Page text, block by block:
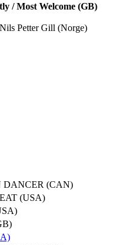
/ Most Welcome (GB)
Petter Gill (Norge)
DANCER (CAN)
(USA)